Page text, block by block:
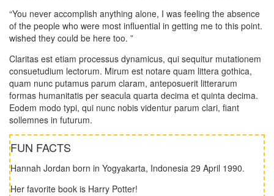
“You never accomplish anything alone, I was feeling the absence
of the people who were most influential in getting me to this point.
wished they could be here too. ”
Claritas est etiam processus dynamicus, qui sequitur mutationem
consuetudium lectorum. Mirum est notare quam littera gothica,
quam nunc putamus parum claram, anteposuerit litterarum
formas humanitatis per seacula quarta decima et quinta decima.
Eodem modo typi, qui nunc nobis videntur parum clari, fiant
sollemnes in futurum.
FUN FACTS
Hannah Jordan born in Yogyakarta, Indonesia 29 April 1990.
Her favorite book is Harry Potter!